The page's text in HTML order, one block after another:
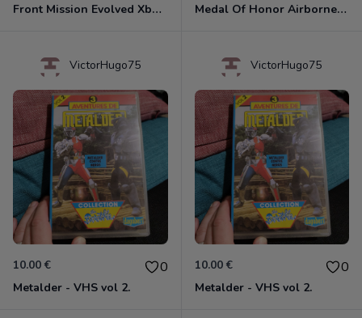
Front Mission Evolved Xbox 360 Medal Of Honor Airborne Xbox 360
VictorHugo75
10.00 € 0
Metalder - VHS vol 2.
VictorHugo75
10.00 € 0
Metalder - VHS vol 2.